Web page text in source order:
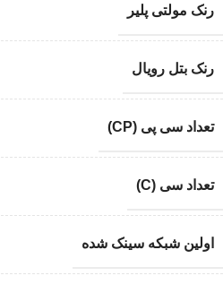
رنک مولتی پلیر
رنک بتل رویال
تعداد سی پی (CP)
تعداد سی (C)
اولین شبکه سینک شده